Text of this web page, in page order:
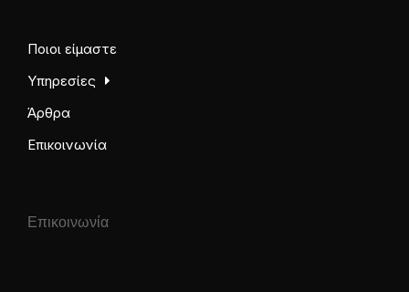
Ποιοι είμαστε
Υπηρεσίες
Άρθρα
Επικοινωνία
Επικοινωνία